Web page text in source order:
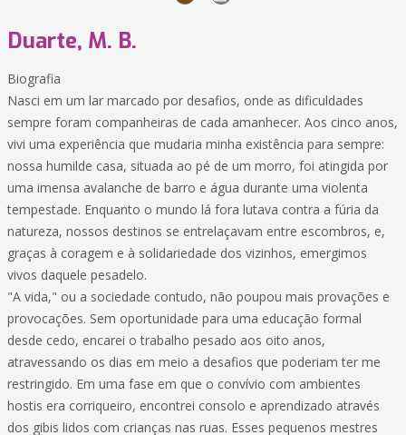
Duarte, M. B.
Biografia
Nasci em um lar marcado por desafios, onde as dificuldades
sempre foram companheiras de cada amanhecer. Aos cinco anos,
vivi uma experiência que mudaria minha existência para sempre:
nossa humilde casa, situada ao pé de um morro, foi atingida por
uma imensa avalanche de barro e água durante uma violenta
tempestade. Enquanto o mundo lá fora lutava contra a fúria da
natureza, nossos destinos se entrelaçavam entre escombros, e,
graças à coragem e à solidariedade dos vizinhos, emergimos
vivos daquele pesadelo.
"A vida," ou a sociedade contudo, não poupou mais provações e
provocações. Sem oportunidade para uma educação formal
desde cedo, encarei o trabalho pesado aos oito anos,
atravessando os dias em meio a desafios que poderiam ter me
restringido. Em uma fase em que o convívio com ambientes
hostis era corriqueiro, encontrei consolo e aprendizado através
dos gibis lidos com crianças nas ruas. Esses pequenos mestres